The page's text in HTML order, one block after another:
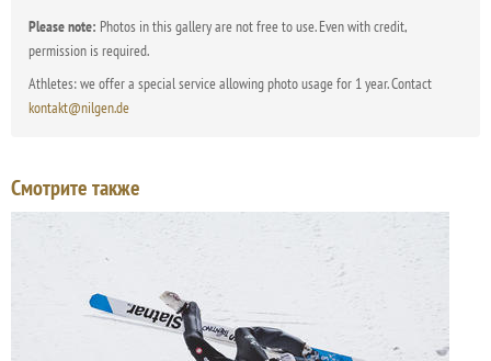
Please note: Photos in this gallery are not free to use. Even with credit,
permission is required.
Athletes: we offer a special service allowing photo usage for 1 year. Contact
kontakt@nilgen.de
Смотрите также